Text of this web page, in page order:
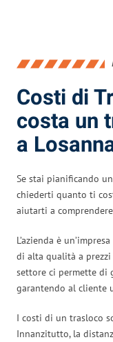
Costi di
costa un
a
Se stai pianificando un
chiederti quanto ti
aiutarti a
L’azienda è
di alta qualità a
settore ci permette di
garantendo al cliente
I costi di un trasloco
Innanzitutto, la